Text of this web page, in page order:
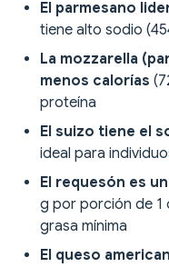
El parmesano
tiene alto sodio
La mozzarella
menos calorías
proteína
El suizo tiene el
ideal para
El requesón es
g por porción de 1
grasa mínima
El queso